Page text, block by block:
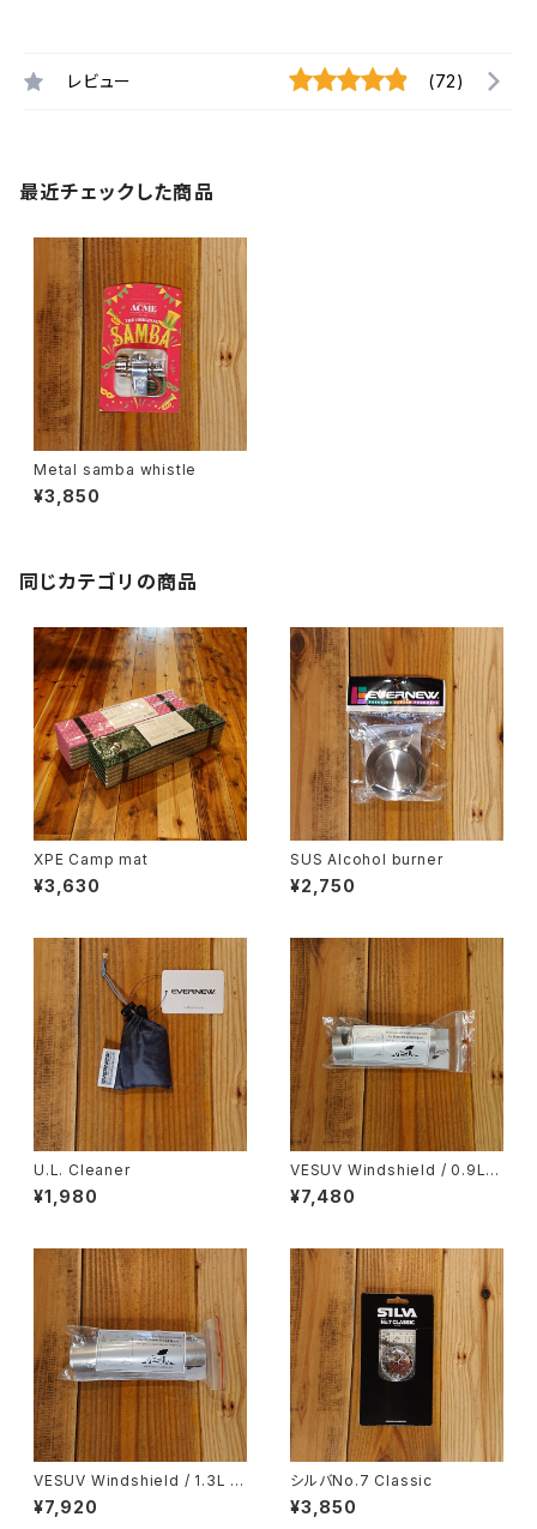
レビュー (72)
最近チェックした商品
Metal samba whistle
¥3,850
同じカテゴリの商品
XPE Camp mat
¥3,630
SUS Alcohol burner
¥2,750
U.L. Cleaner
¥1,980
VESUV Windshield / 0.9L p
ot
¥7,480
VESUV Windshield / 1.3L p
ot
¥7,920
シルバNo.7 Classic
¥3,850